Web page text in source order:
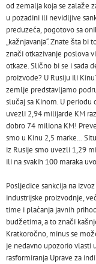
od zemalja koja se zalaže
u pozadini ili nevidljive
preduzeća, pogotovo sa
„kažnjavanja“. Znate šta
znači otkazivanje poslova
otkaze. Slično bi se i sada
proizvode? U Rusiju ili
zemlje predstavljamo
slučaj sa Kinom. U
uvezli 2,94 milijarde KM
dobro 74 miliona KM!
smo u Kinu 2,5 marke…
iz Rusije smo uvezli 1,29
ili na svakih 100 maraka
Posljedice sankcija na
industrijske proizvodnje,
time i plaćanja javnih
budžetima, a to znači
Kratkoročno, minus se
je nedavno upozorio vlasti
rasformiranja Uprave za